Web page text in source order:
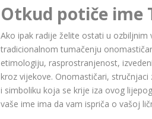
Otkud potiče ime
Ako ipak radije želite ostati u
tradicionalnom tumačenju
etimologiju, rasprostranjenost,
kroz vijekove. Onomastičari,
i simboliku koja se krije iza ovog
vaše ime ima da vam ispriča o vašoj